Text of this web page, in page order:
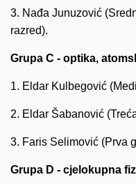
3. Nađa Junuzović
razred).
Grupa C - optika,
1. Eldar Kulbegović
2. Eldar Šabanović
3. Faris Selimović (Prva
Grupa D - cjelokupna